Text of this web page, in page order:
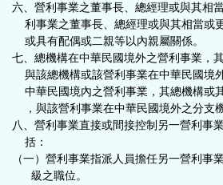
六、營利事業之董事長、總經理或與其相
利事業之董事長、總經理或與其相當或
或具有配偶或二親等以內親屬關係。
七、總機構在中華民國境外之營利事業，
與該總機構或該營利事業在中華民國境
中華民國境內之營利事業，其總機構或
，與該營利事業在中華民國境外之分支機
八、營利事業直接或間接控制另一營利事
括：
（一）營利事業指派人員擔任另一營利事
級之職位。